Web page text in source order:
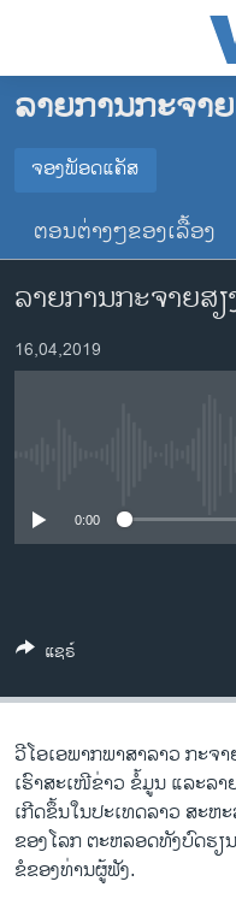
ເຂົ້າ
ຂ້າມ
ໄປ
ຊອກ
ຄົ້ນ
ໂຮມເພຈ
ລາວ
ອາເມຣິກາ
ການເລືອກຕັ້ງ ປະທານາທີບໍ
ຂ່າວ​ຈີນ
ໂລກ
ຊຸມຊົນຊາວລາວ
ພາສາອັງກິດ
ວີດີໂອ
ລາຍການກະຈາຍສຽງ
ລາຍງານ
ຕິດຕາມພວກເຮົາ ທີ່
ລາຍການກະຈາ
ຈອງພັອດແຄັສ
ຈອງພັອ
ຕອນຕ່າງໆຂອງເລື້ອງ
ລາຍການກະຈາຍສ
16,04,2019
0:00
ແຊຣ໌
ວີ​ໂອ​ເອພາກ​ພາສາ​ລາວ​ ກະຈ
ເຮົາ​ສະ​ເໜີຂ່າວ ຂໍ້​ມູນ ​ແລະ​ລ
ເກີດ​ຂຶ້ນ​ໃນ​ປະ​ເທດ​ລາວ ສະຫ
ຂອງ​ໂລກ ຕະຫລອດ​ທັງ​ບົດຮຽ
ຂໍ​ຂອງ​ທ່ານ​ຜູ້​ຟັງ.